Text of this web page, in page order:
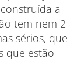
a
tem nem 2
sérios, que
que estão